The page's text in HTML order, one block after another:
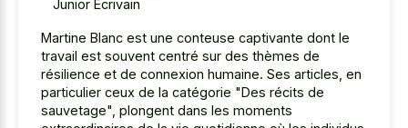
Junior Écrivain
Martine Blanc est une conteuse captivante dont le
travail est souvent centré sur des thèmes de
résilience et de connexion humaine. Ses articles, en
particulier ceux de la catégorie "Des récits de
sauvetage", plongent dans les moments